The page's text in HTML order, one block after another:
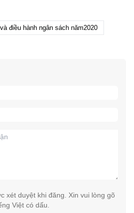
điều hành ngân sách năm2020
xét duyệt khi đăng. Xin vui lòng gõ
Việt có dấu.